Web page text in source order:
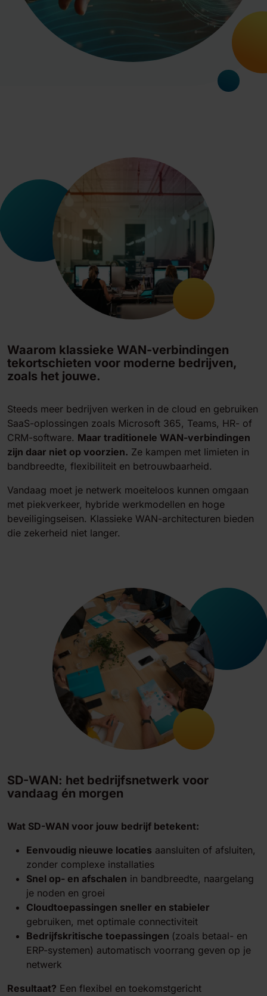
Waarom klassieke WAN-verbindingen
tekortschieten voor moderne bedrijven,
zoals het jouwe.
Steeds meer bedrijven werken in de cloud en gebruiken
SaaS-oplossingen zoals Microsoft 365, Teams, HR- of
CRM-software. Maar traditionele WAN-verbindingen
zijn daar niet op voorzien. Ze kampen met limieten in
bandbreedte, flexibiliteit en betrouwbaarheid.
Vandaag moet je netwerk moeiteloos kunnen omgaan
met piekverkeer, hybride werkmodellen en hoge
beveiligingseisen. Klassieke WAN-architecturen bieden
die zekerheid niet langer.
SD-WAN: het bedrijfsnetwerk voor
vandaag én morgen
Wat SD-WAN voor jouw bedrijf betekent:
Eenvoudig nieuwe locaties aansluiten of afsluiten,
zonder complexe installaties
Snel op- en afschalen in bandbreedte, naargelang
je noden en groei
Cloudtoepassingen sneller en stabieler
gebruiken, met optimale connectiviteit
Bedrijfskritische toepassingen (zoals betaal- en
ERP-systemen) automatisch voorrang geven op je
netwerk
Resultaat? Een flexibel en toekomstgericht